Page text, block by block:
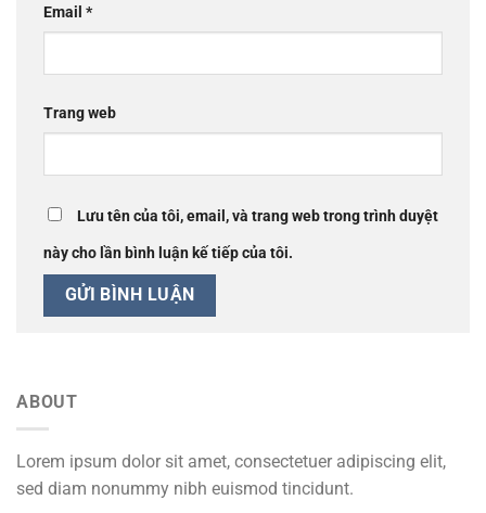
Email *
Trang web
Lưu tên của tôi, email, và trang web trong trình duyệt
này cho lần bình luận kế tiếp của tôi.
ABOUT
Lorem ipsum dolor sit amet, consectetuer adipiscing elit,
sed diam nonummy nibh euismod tincidunt.